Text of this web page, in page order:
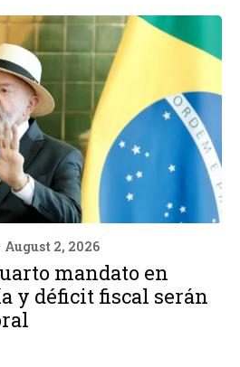
August 2, 2026
mandato en
y déficit fiscal serán